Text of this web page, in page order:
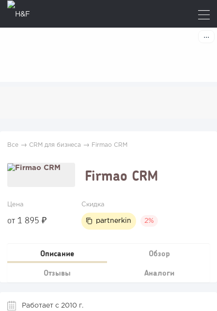
Все → CRM для бизнеса → Firmao CRM
Firmao CRM
Скидка
partnerkin 2%
Цена
от 1 895 ₽
Описание Обзор
Отзывы Аналоги
Работает с 2010 г.